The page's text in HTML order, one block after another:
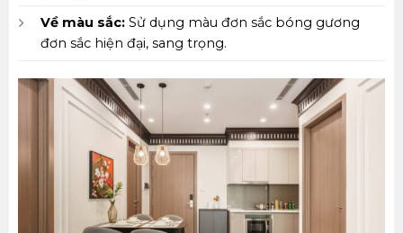
Về màu sắc:Sử dụng màu đơn sắc bóng gương
đơn sắc hiện đại, sang trọng.